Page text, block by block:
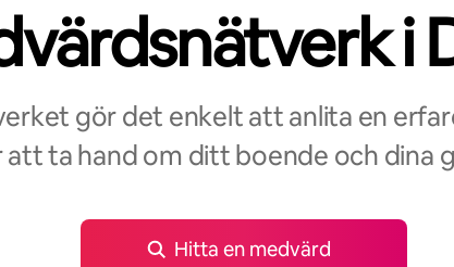
i
gör det enkelt att anlita en
ta hand om ditt boende och dina
Hitta en medvärd